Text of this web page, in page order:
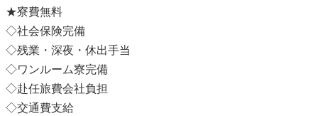
★寮費無料
◇社会保険完備
◇残業・深夜・休出手当
◇ワンルーム寮完備
◇赴任旅費会社負担
◇交通費支給